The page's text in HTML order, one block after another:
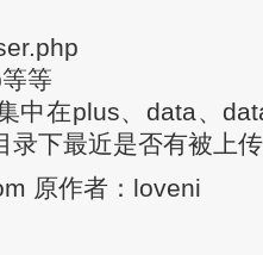
等
中在plus、data、
录下最近是否有被上
原作者：loveni